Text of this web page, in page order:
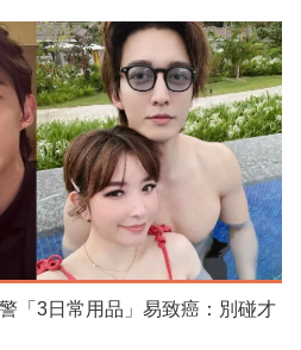
「3日常用品」易致癌：別碰才